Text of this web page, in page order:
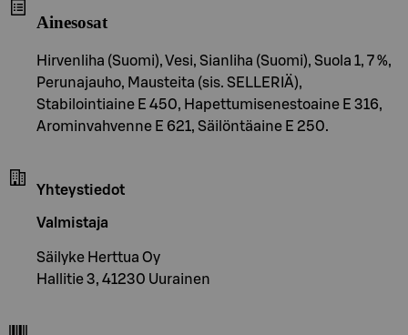
Ainesosat
Hirvenliha (Suomi), Vesi, Sianliha (Suomi), Suola 1, 7 %,
Perunajauho, Mausteita (sis. SELLERIÄ),
Stabilointiaine E 450, Hapettumisenestoaine E 316,
Arominvahvenne E 621, Säilöntäaine E 250.
Yhteystiedot
Valmistaja
Säilyke Herttua Oy
Hallitie 3, 41230 Uurainen